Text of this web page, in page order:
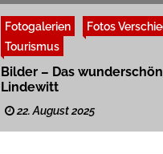
Fotogalerien
Fotos
Tourismus
Bilder – Das
Lindewitt
22. August 2025